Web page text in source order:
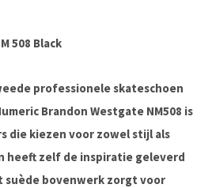
508 Black
professionele skateschoen
Brandon Westgate NM508 is
die kiezen voor zowel stijl als
heeft zelf de inspiratie geleverd
suède bovenwerk zorgt voor